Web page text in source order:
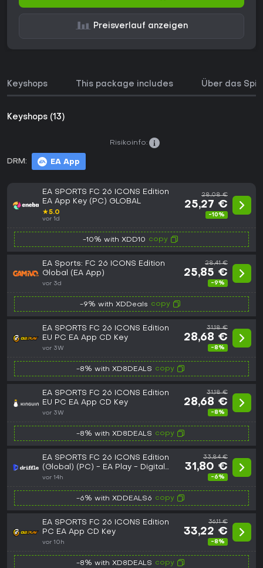
Preisverlauf anzeigen
Keyshops This package includes Über das
Keyshops (13)
DRM: EA App
Risikoinfo:
EA SPORTS FC 26 ICONS Edition
EA App Key (PC) GLOBAL
★5.0
vor 1d
28,08 €
25,27 €
-10%
-10% with XDD10 copy
EA Sports: FC 26 ICONS Edition
Global (EA App)
vor 3d
28,41 €
25,85 €
-9%
-9% with XDDeals copy
EA SPORTS FC 26 ICONS Edition
EU PC EA App CD Key
vor 3W
31,18 €
28,68 €
-8%
-8% with XD8DEALS copy
EA SPORTS FC 26 ICONS Edition
EU PC EA App CD Key
vor 3W
31,18 €
28,68 €
-8%
-8% with XD8DEALS copy
EA SPORTS FC 26 ICONS Edition
(Global) (PC) - EA Play - Digital
Key
vor 14h
33,84 €
31,80 €
-6%
-6% with XDDEALS6 copy
EA SPORTS FC 26 ICONS Edition
PC EA App CD Key
vor 10h
36,11 €
33,22 €
-8%
-8% with XD8DEALS copy